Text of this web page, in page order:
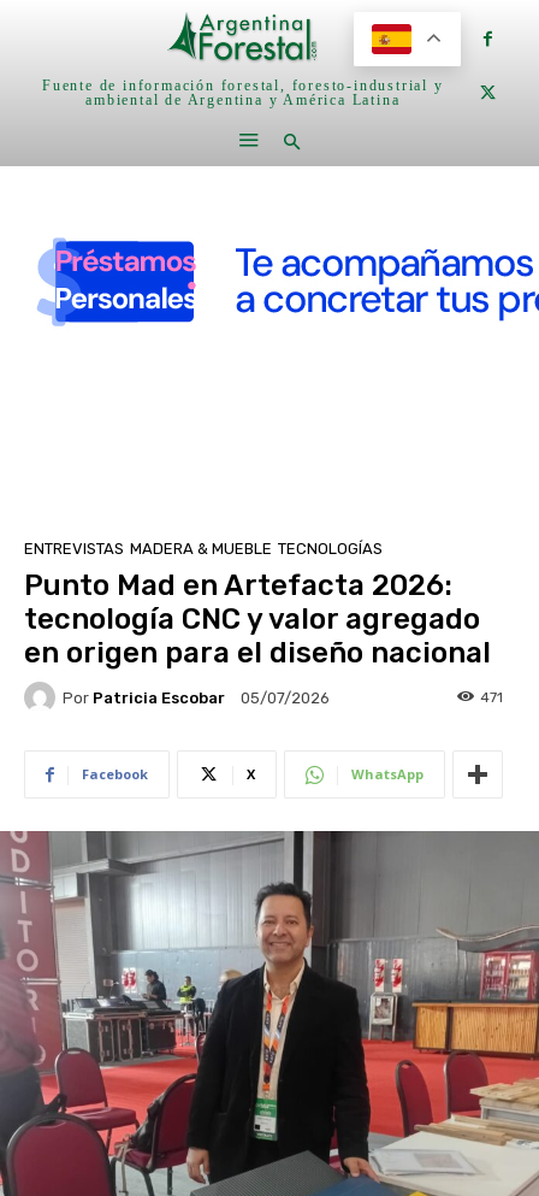
Fuente de información forestal, foresto-industrial y
ambiental de Argentina y América Latina
ENTREVISTAS MADERA & MUEBLE TECNOLOGÍAS
Punto Mad en Artefacta 2026:
tecnología CNC y valor agregado
en origen para el diseño nacional
Por Patricia Escobar 05/07/2026 471
Facebook X WhatsApp